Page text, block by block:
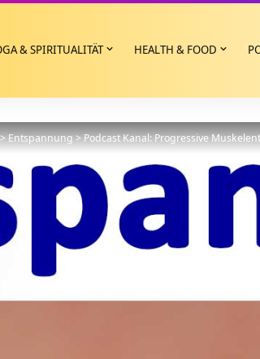
& SPIRITUALITÄT HEALTH & FOOD
Entspannung>Podcast Kanal: Progressive